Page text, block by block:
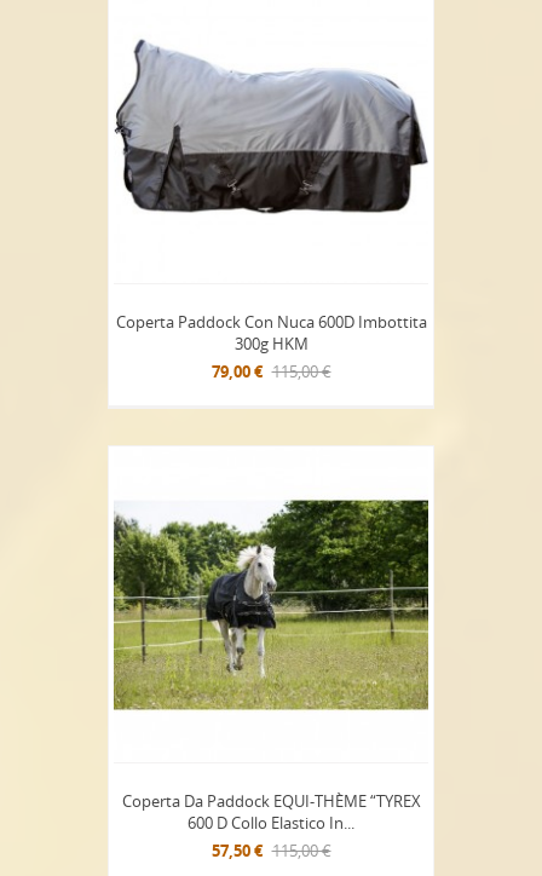
Coperta Paddock Con Nuca 600D Imbottita
300g HKM
79,00 € 115,00 €
Coperta Da Paddock EQUI-THÈME “TYREX
600 D Collo Elastico In...
57,50 € 115,00 €